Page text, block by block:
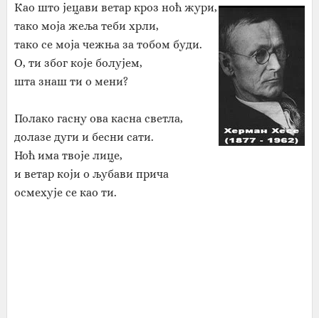
Као што јецави ветар кроз ноћ жури,
тако моја жеља теби хрли,
тако се моја чежња за тобом буди.
О, ти због које болујем,
шта знаш ти о мени?
Полако гасну ова касна светла,
долазе дуги и бесни сати.
Ноћ има твоје лице,
и ветар који о љубави прича
осмехује се као ти.